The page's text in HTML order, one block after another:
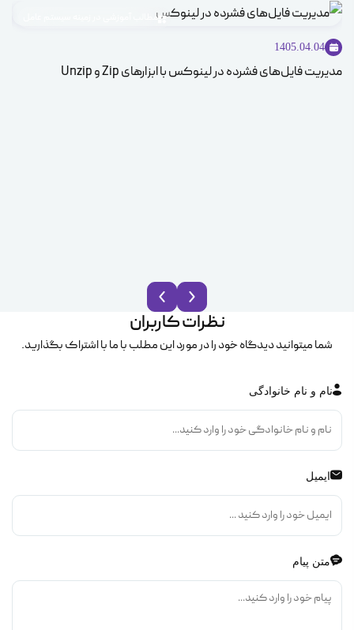
مطالب آموزشی در زمینه سیستم عامل
1405.04.04
مدیریت فایل‌های فشرده در لینوکس با ابزارهای Zip و Unzip
نظرات کاربران
شما میتوانید دیدگاه خود را در مورد این مطلب با ما با اشتراک بگذارید.
نام و نام خانوادگی
ایمیل
متن پیام